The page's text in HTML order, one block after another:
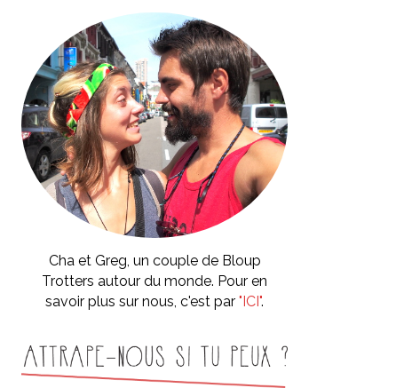
Cha et Greg, un couple de Bloup
Trotters autour du monde. Pour en
savoir plus sur nous, c'est par "ICI".